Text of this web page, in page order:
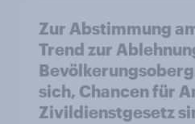
Zur Abstimmung
Trend zur
sich, Chancen für
Zivildienstgesetz